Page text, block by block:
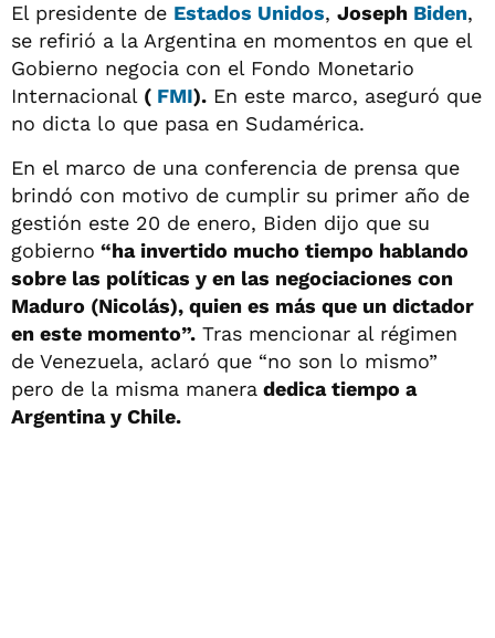
El presidente de Estados Unidos, Joseph Biden,
se refirió a la Argentina en momentos en que el
Gobierno negocia con el Fondo Monetario
Internacional ( FMI). En este marco, aseguró que
no dicta lo que pasa en Sudamérica.
En el marco de una conferencia de prensa que
brindó con motivo de cumplir su primer año de
gestión este 20 de enero, Biden dijo que su
gobierno “ha invertido mucho tiempo hablando
sobre las políticas y en las negociaciones con
Maduro (Nicolás), quien es más que un dictador
en este momento”. Tras mencionar al régimen
de Venezuela, aclaró que “no son lo mismo”
pero de la misma manera dedica tiempo a
Argentina y Chile.